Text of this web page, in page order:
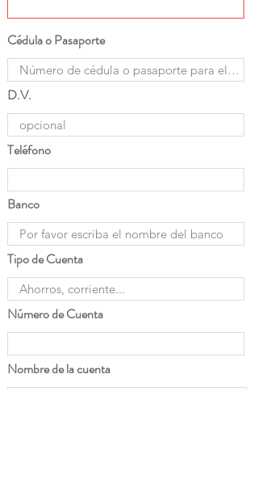
Cédula o Pasaporte
D.V.
Teléfono
Banco
Tipo de Cuenta
Número de Cuenta
Nombre de la cuenta